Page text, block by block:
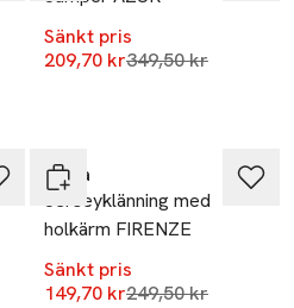
Sänkt pris
209,70 krLägsta pris 30
349,50 kr
Wera
Jerseyklänning med
holkärm FIRENZE
Sänkt pris
149,70 krLägsta pris 30
249,50 kr